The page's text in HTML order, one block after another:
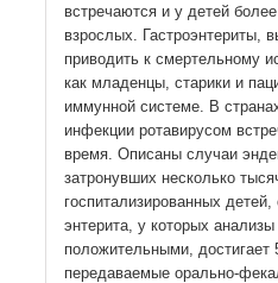
встречаются и у детей
взрослых. Гастроэнтериты,
приводить к смертельному
как младенцы, старики и
иммунной системе. В
инфекции ротавирусом
время. Описаны случаи
затронувших несколько
госпитализированных
энтерита, у которых
положительными, достигает
передаваемые орально-